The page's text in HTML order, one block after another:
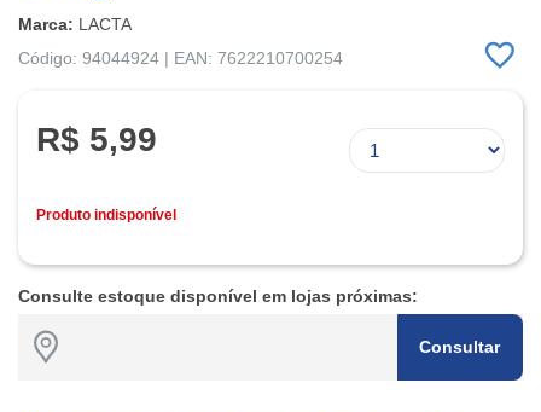
Marca: LACTA
Código: 94044924 | EAN: 7622210700254
R$ 5,99
Produto indisponível
Consulte estoque disponível em lojas próximas:
Consultar